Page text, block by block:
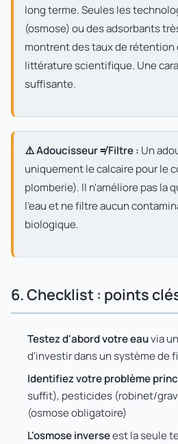
long terme. Seules les
(osmose) ou des adsorbants
montrent des taux de rétention
littérature scientifique. Une
suffisante.
⚠️ Adoucisseur ≠ Filtre : Un
uniquement le calcaire pour le
plomberie). Il n'améliore pas la
l'eau et ne filtre aucun
biologique.
6. Checklist : points
Testez d'abord votre eauvia
d'investir dans un système de
Identifiez votre problème
suffit), pesticides (robinet/
(osmose obligatoire)
L'osmose inverseest la seule